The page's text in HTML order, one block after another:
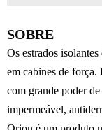
SOBRE
Os estrados
em cabines de força.
com grande poder
impermeável,